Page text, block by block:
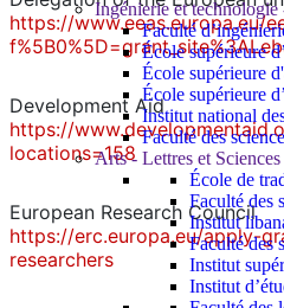
Ingénierie et technologie
Faculté
École supérieure
École supérieure
École supérieure
Institut national
Faculté des
Arts - Lettres et
École de
Faculté des
Institut
Faculté des
Institut
Institut
https://www.eeas.europa.eu/
Development Aid
https://
locations=158
European Research Council
https://erc.europa.eu/apply-
researchers